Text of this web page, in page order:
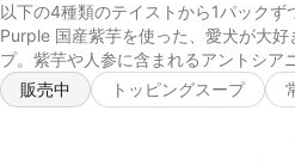
ドの量を増やしていきます。ドッグフ
で増やしてみます。10日～2週間この
のオーガニックフードに切り替えて移
50gスープ50g）は2.5キロくらいのわ
しております。わんちゃんの体質によ
以下の4種類のテイストから1パックず
Purple 国産紫芋を使った、愛犬が大
プ。紫芋や人参に含まれるアントシア
健康を維持します。 【ヤギ乳、にんじ
サキ芋パウダー、ポークパウダー、イ
販売中 トッピングスープ